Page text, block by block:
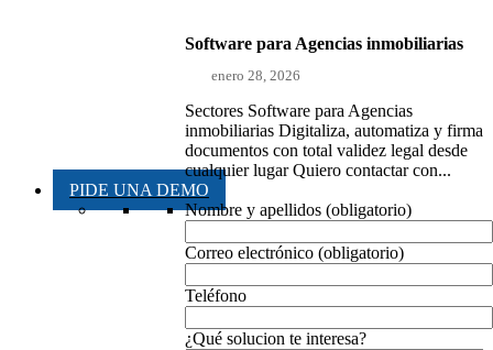
Software para Agencias inmobiliarias
enero 28, 2026
Sectores Software para Agencias
inmobiliarias Digitaliza, automatiza y firma
documentos con total validez legal desde
cualquier lugar Quiero contactar con...
PIDE UNA DEMO
Nombre y apellidos (obligatorio)
Correo electrónico (obligatorio)
Teléfono
¿Qué solucion te interesa?